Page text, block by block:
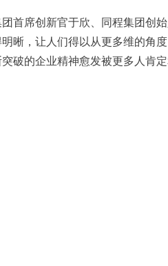
首席创新官于欣、同程集团创
晰，让人们得以从更多维的角
破的企业精神愈发被更多人肯